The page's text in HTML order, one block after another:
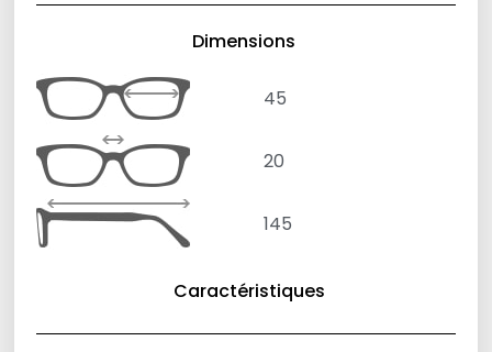
Dimensions
45
20
145
Caractéristiques